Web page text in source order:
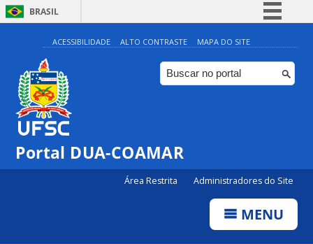
BRASIL
Simplifique!
Comunica BR
Participe
ACESSIBILIDADE ALTO CONTRASTE MAPA DO SITE
Portal DUA-COAMAR
Área Restrita Administradores do Site
MENU